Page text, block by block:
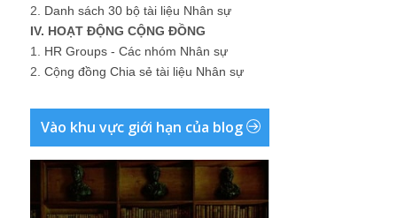
2. Danh sách 30 bộ tài liệu Nhân sự
IV. HOẠT ĐỘNG CỘNG ĐỒNG
1. HR Groups - Các nhóm Nhân sự
2. Cộng đồng Chia sẻ tài liệu Nhân sự
Vào khu vực giới hạn của blog